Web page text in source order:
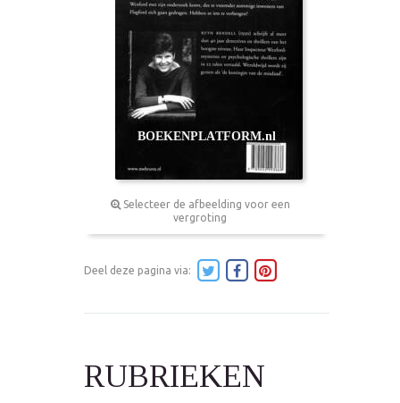
Selecteer de afbeelding voor een
vergroting
Deel deze pagina via:
RUBRIEKEN